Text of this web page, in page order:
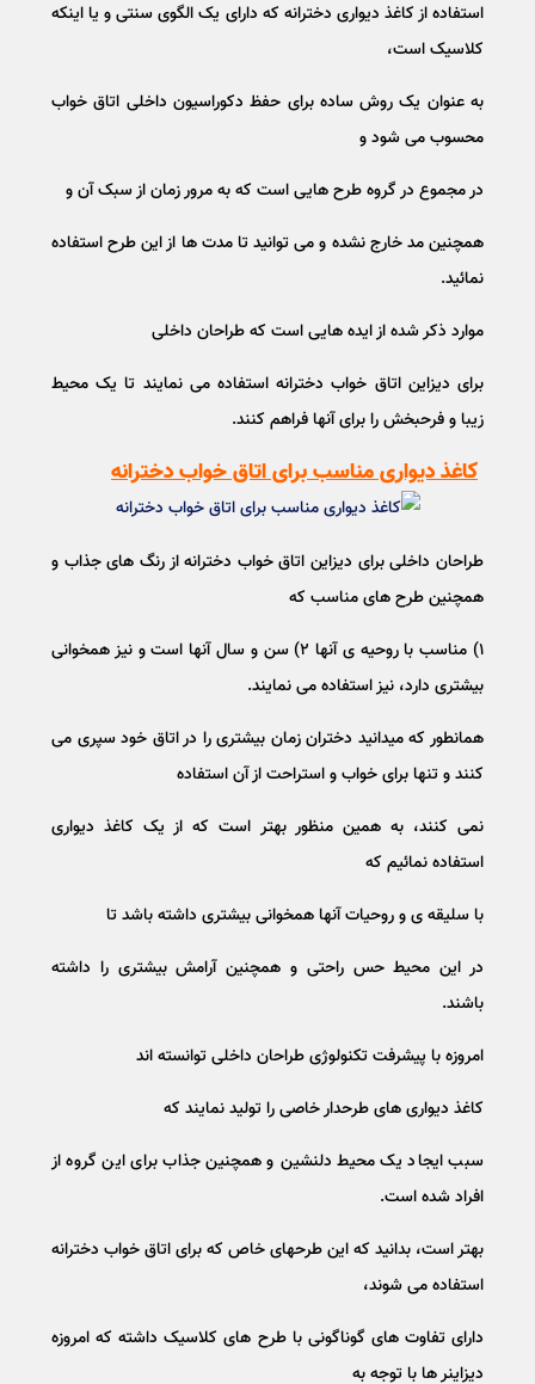
استفاده از کاغذ دیواری دخترانه که دارای یک الگوی سنتی و یا اینکه
کلاسیک است،
به عنوان یک روش ساده برای حفظ دکوراسیون داخلی اتاق خواب
محسوب می شود و
در مجموع در گروه طرح هایی است که به مرور زمان از سبک آن و
همچنین مد خارج نشده و می توانید تا مدت ها از این طرح استفاده
نمائید.
موارد ذکر شده از ایده هایی است که طراحان داخلی
برای دیزاین اتاق خواب دخترانه استفاده می نمایند تا یک محیط
زیبا و فرحبخش را برای آنها فراهم کنند.
کاغذ دیواری مناسب برای اتاق خواب دخترانه
طراحان داخلی برای دیزاین اتاق خواب دخترانه از رنگ های جذاب و
همچنین طرح های مناسب که
۱) مناسب با روحیه ی آنها ۲) سن و سال آنها است و نیز همخوانی
بیشتری دارد، نیز استفاده می نمایند.
همانطور که میدانید دختران زمان بیشتری را در اتاق خود سپری می
کنند و تنها برای خواب و استراحت از آن استفاده
نمی کنند، به همین منظور بهتر است که از یک کاغذ دیواری
استفاده نمائیم که
با سلیقه ی و روحیات آنها همخوانی بیشتری داشته باشد تا
در این محیط حس راحتی و همچنین آرامش بیشتری را داشته
باشند.
امروزه با پیشرفت تکنولوژی طراحان داخلی توانسته اند
کاغذ دیواری های طرحدار خاصی را تولید نمایند که
سبب ایجاد یک محیط دلنشین و همچنین جذاب برای این گروه از
افراد شده است.
بهتر است، بدانید که این طرحهای خاص که برای اتاق خواب دخترانه
استفاده می شوند،
دارای تفاوت های گوناگونی با طرح های کلاسیک داشته که امروزه
دیزاینر ها با توجه به